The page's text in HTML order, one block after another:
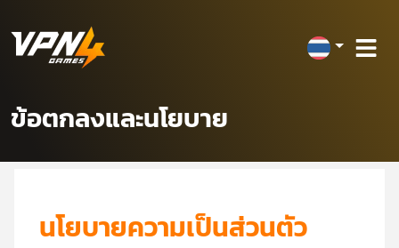
ข้อตกลงและนโยบาย
นโยบายความเป็นส่วนตัว